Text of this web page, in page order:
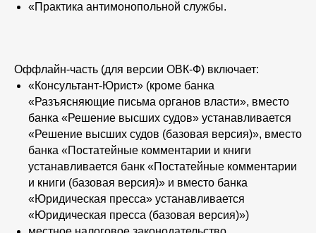
«Практика антимонопольной службы.
Оффлайн-часть (для версии ОВК-Ф) включает:
«Консультант-Юрист» (кроме банка
«Разъясняющие письма органов власти», вместо
банка «Решение высших судов» устанавливается
«Решение высших судов (базовая версия)», вместо
банка «Постатейные комментарии и книги
устанавливается банк «Постатейные комментарии
и книги (базовая версия)» и вместо банка
«Юридическая пресса» устанавливается
«Юридическая пресса (базовая версия)»)